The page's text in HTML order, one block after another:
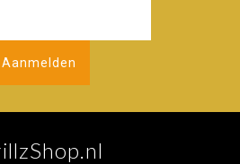
Aanmelden